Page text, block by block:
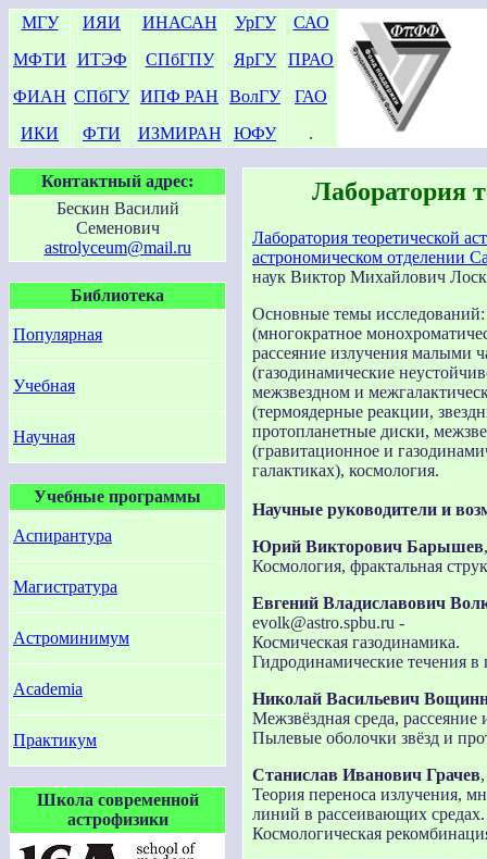
МГУ
МФТИ
ФИАН
ИКИ
ИЯИ
ИТЭФ
СПбГУ
ФТИ
ИНАСАН
СПбГПУ
ИПФ РАН
ИЗМИРАН
УрГУ
ЯрГУ
ВолГУ
ЮФУ
САО
ПРАО
ГАО
.
Контактный адрес:
Бескин Василий
Семенович
astrolyceum@mail.ru
Библиотека
Популярная
Учебная
Научная
Учебные программы
Аспирантура
Магистратура
Астроминимум
Academia
Практикум
Школа современной
астрофизики
Лаборатория
Лаборатория теоретической
астрономическом отделении
наук Виктор Михайлович
Основные темы исследований:
(многократное
рассеяние излучения малыми
(газодинамические
межзвездном и
(термоядерные реакции,
протопланетные диски,
(гравитационное и
галактиках), космология.
Научные руководители и
Юрий Викторович Барышев
Космология, фрактальная
Евгений Владиславович
evolk@astro.spbu.ru -
Космическая газодинамика.
Гидродинамические течения в
Николай Васильевич
Межзвёздная среда,
Пылевые оболочки звёзд и
Станислав Иванович Грачев
Теория переноса излучения,
линий в рассеивающих средах.
Космологическая